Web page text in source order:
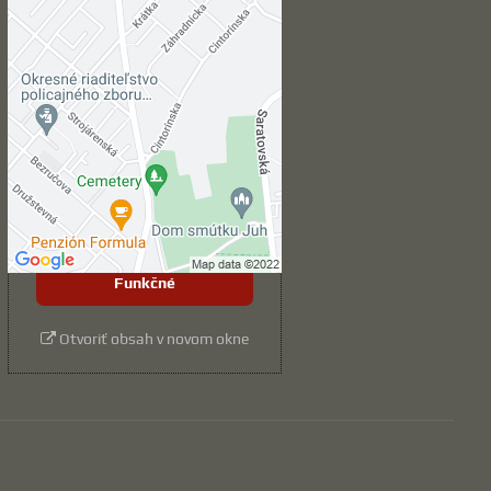
Externý obsah je
blokovaný Voľbami
súkromia
Prajete si načítať externý obsah?
Povoliť tentokrát
Povoliť a zapamätať -
súhlas s druhom cookie:
Funkčné
Otvoriť obsah v novom okne